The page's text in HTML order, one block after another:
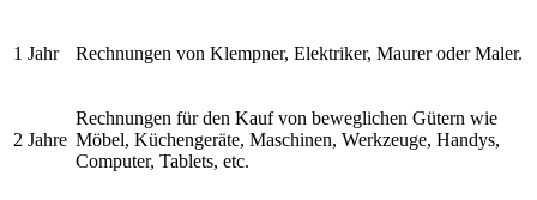
1 Jahr Rechnungen von Klempner, Elektriker, Maurer oder Maler.
2 Jahre
Rechnungen für den Kauf von beweglichen Gütern wie
Möbel, Küchengeräte, Maschinen, Werkzeuge, Handys,
Computer, Tablets, etc.